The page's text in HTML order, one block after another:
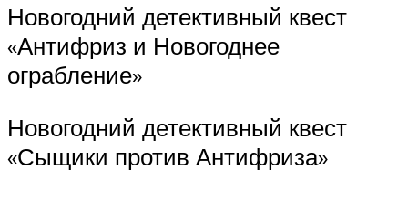
Новогодний детективный квест
«Антифриз и Новогоднее
ограбление»
Новогодний детективный квест
«Сыщики против Антифриза»